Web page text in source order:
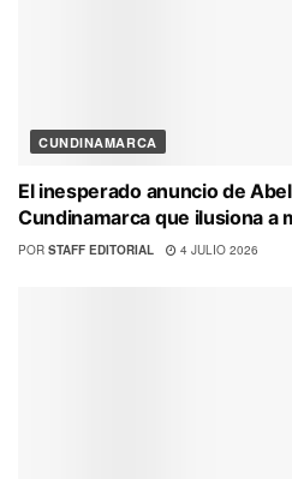
CUNDINAMARCA
El inesperado anuncio de
Cundinamarca que ilusiona a
POR STAFF EDITORIAL 4 JULIO 2026